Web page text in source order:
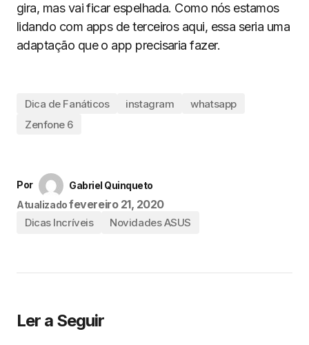
gira, mas vai ficar espelhada. Como nós estamos
lidando com apps de terceiros aqui, essa seria uma
adaptação que o app precisaria fazer.
Dica de Fanáticos instagram
whatsapp
Zenfone 6
Por
Gabriel Quinqueto
Atualizado fevereiro 21, 2020
Dicas Incríveis Novidades ASUS
Ler a Seguir